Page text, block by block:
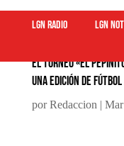
LGN Radio LGN
El Torneo «El
una edición de
porRedaccion|